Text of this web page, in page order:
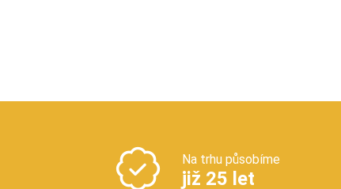
Na trhu působíme
již 25 let